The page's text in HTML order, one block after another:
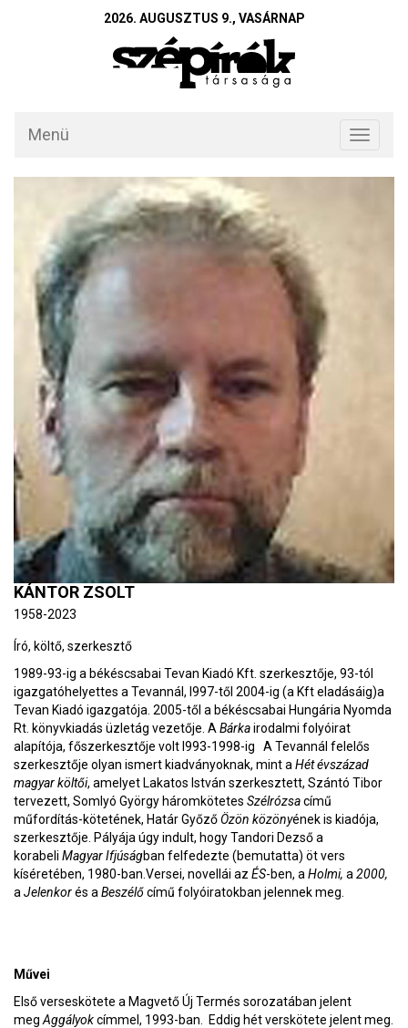
2026. AUGUSZTUS 9., VASÁRNAP
Toggle
Menü
KÁNTOR ZSOLT
1958-2023
Író, költő, szerkesztő
1989-93-ig a békéscsabai Tevan Kiadó Kft. szerkesztője, 93-tól
igazgatóhelyettes a Tevannál, l997-től 2004-ig (a Kft eladásáig)a
Tevan Kiadó igazgatója. 2005-től a békéscsabai Hungária Nyomda
Rt. könyvkiadás üzletág vezetője. A Bárkairodalmi folyóirat
alapítója, főszerkesztője volt l993-1998-ig A Tevannál felelős
szerkesztője olyan ismert kiadványoknak, mint a Hét évszázad
magyar költői, amelyet Lakatos István szerkesztett, Szántó Tibor
tervezett, Somlyó György háromkötetes Szélrózsacímű
műfordítás-kötetének, Határ GyőzőÖzön közönyének is kiadója,
szerkesztője. Pályája úgy indult, hogy Tandori Dezső a
korabeli Magyar Ifjúságban felfedezte (bemutatta) öt vers
kíséretében, 1980-ban.Versei, novellái az ÉS-ben, a Holmi, a 2000,
a Jelenkorés a Beszélőcímű folyóiratokban jelennek meg.
Művei
Első verseskötete a Magvető Új Termés sorozatában jelent
meg Aggályokcímmel, 1993-ban. Eddig hét verskötete jelent meg.